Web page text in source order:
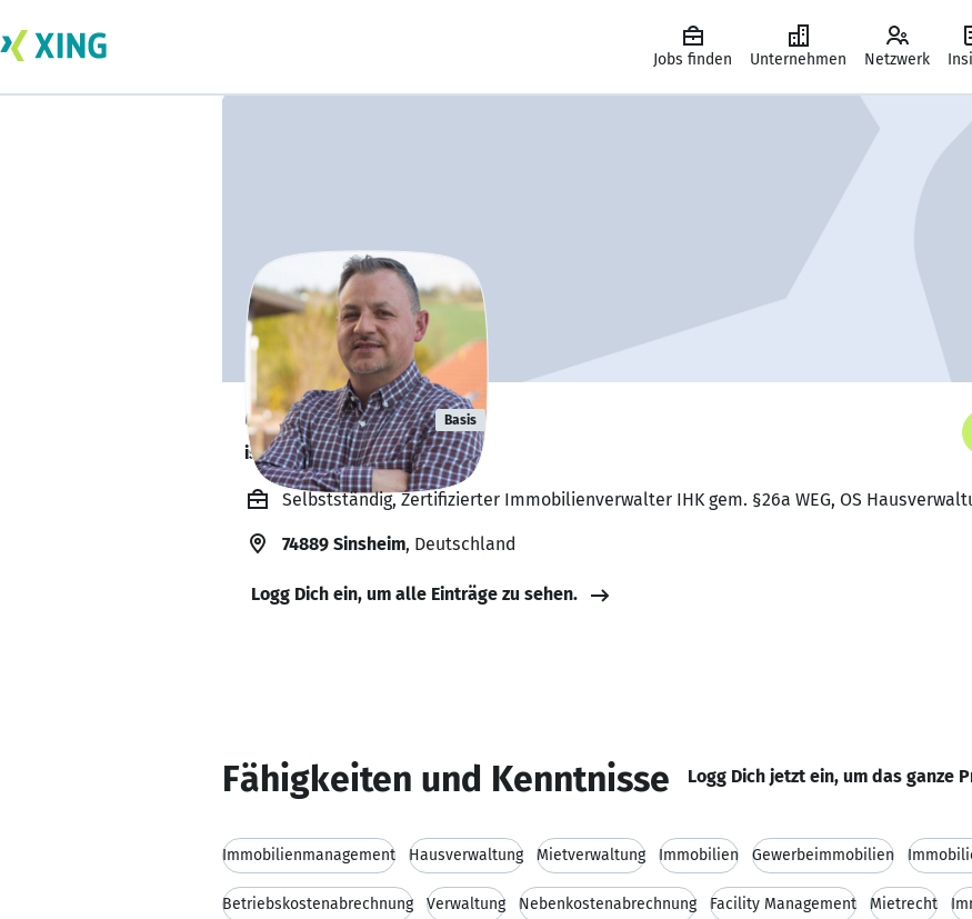
Jobs finden Unternehmen Netzwerk
Oliver Stangl Basis
ist offen für Projekte. 🔎
Selbstständig, Zertifizierter Immobilienverwalter IHK gem. §26a WEG, OS
74889 Sinsheim, Deutschland
Logg Dich ein, um alle Einträge zu sehen.
Fähigkeiten und Kenntnisse Logg Dich jetzt ein, um das ganze
Immobilienmanagement Hausverwaltung Mietverwaltung Immobilien Gewerbeimmobilien
Betriebskostenabrechnung Verwaltung Nebenkostenabrechnung Facility Management Mietrecht